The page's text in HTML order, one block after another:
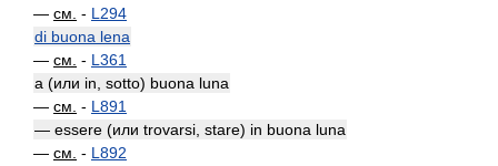
— см. - L294
di buona lena
— см. - L361
a (или in, sotto) buona luna
— см. - L891
— essere (или trovarsi, stare) in buona luna
— см. - L892